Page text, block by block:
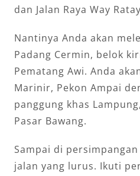
dan Jalan Raya Way
Nantinya Anda akan
Padang Cermin, belok
Pematang Awi. Anda
Marinir, Pekon Ampai
panggung khas
Pasar Bawang.
Sampai di
jalan yang lurus. Ikuti